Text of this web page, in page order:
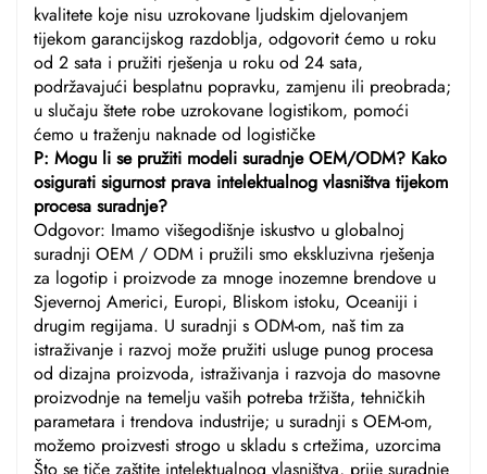
kvalitete koje nisu uzrokovane ljudskim djelovanjem
tijekom garancijskog razdoblja, odgovorit ćemo u roku
od 2 sata i pružiti rješenja u roku od 24 sata,
podržavajući besplatnu popravku, zamjenu ili preobrada;
u slučaju štete robe uzrokovane logistikom, pomoći
ćemo u traženju naknade od logističke
P: Mogu li se pružiti modeli suradnje OEM/ODM? Kako
osigurati sigurnost prava intelektualnog vlasništva tijekom
procesa suradnje?
Odgovor: Imamo višegodišnje iskustvo u globalnoj
suradnji OEM / ODM i pružili smo ekskluzivna rješenja
za logotip i proizvode za mnoge inozemne brendove u
Sjevernoj Americi, Europi, Bliskom istoku, Oceaniji i
drugim regijama. U suradnji s ODM-om, naš tim za
istraživanje i razvoj može pružiti usluge punog procesa
od dizajna proizvoda, istraživanja i razvoja do masovne
proizvodnje na temelju vaših potreba tržišta, tehničkih
parametara i trendova industrije; u suradnji s OEM-om,
možemo proizvesti strogo u skladu s crtežima, uzorcima
Što se tiče zaštite intelektualnog vlasništva, prije suradnje